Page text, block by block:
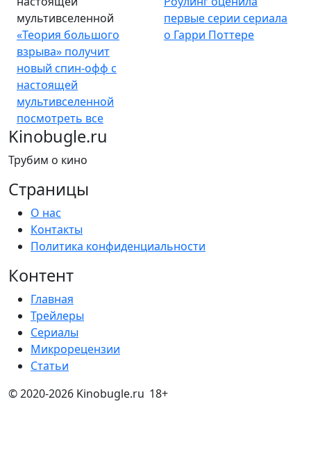
мультивселенной
«Теория большого
взрыва» получит
новый спин-офф с
настоящей
мультивселенной
первые серии сериала
о Гарри Поттере
посмотреть все
Kinobugle.ru
Трубим о кино
Страницы
О нас
Контакты
Политика конфиденциальности
Контент
Главная
Трейлеры
Сериалы
Микрорецензии
Статьи
© 2020-2026 Kinobugle.ru 18+